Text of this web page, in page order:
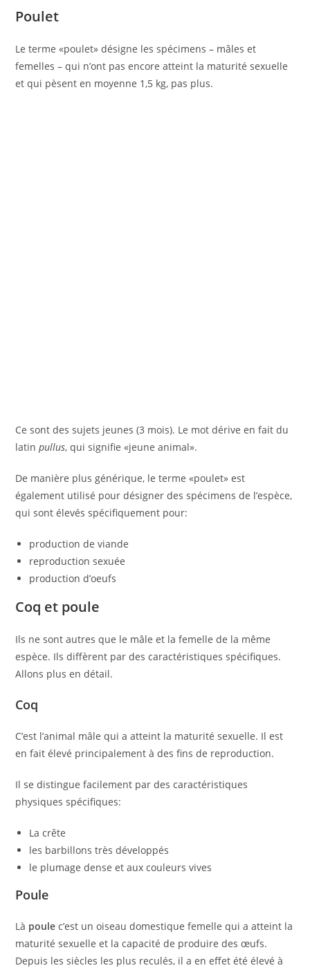
Poulet
Le terme «poulet» désigne les spécimens – mâles et
femelles – qui n’ont pas encore atteint la maturité sexuelle
et qui pèsent en moyenne 1,5 kg, pas plus.
Ce sont des sujets jeunes (3 mois). Le mot dérive en fait du
latinpullus, qui signifie «jeune animal».
De manière plus générique, le terme «poulet» est
également utilisé pour désigner des spécimens de l’espèce,
qui sont élevés spécifiquement pour:
production de viande
reproduction sexuée
production d’oeufs
Coq et poule
Ils ne sont autres que le mâle et la femelle de la même
espèce. Ils diffèrent par des caractéristiques spécifiques.
Allons plus en détail.
Coq
C’est l’animal mâle qui a atteint la maturité sexuelle. Il est
en fait élevé principalement à des fins de reproduction.
Il se distingue facilement par des caractéristiques
physiques spécifiques:
La crête
les barbillons très développés
le plumage dense et aux couleurs vives
Poule
Là poule c’est un oiseau domestique femelle qui a atteint la
maturité sexuelle et la capacité de produire des œufs.
Depuis les siècles les plus reculés, il a en effet été élevé à